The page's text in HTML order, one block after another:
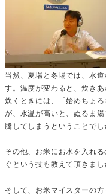
当然、夏場と冬場では、水
す。温度が変わると、炊き
炊くときには、「始めちょ
が、水温が高いと、ぬるま
騰してしまうということでし
その他、お米にお水を入れ
ぐという技も教えて頂きま
そして、お米マイスターの